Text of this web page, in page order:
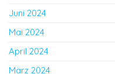
Juni 2024
Mai 2024
April 2024
März 2024